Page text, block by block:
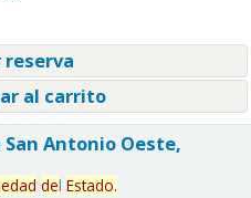
al carrito
Antonio Oeste,
del Estado.